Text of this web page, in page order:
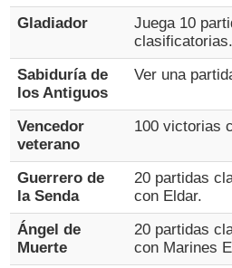
Gladiador
Juega 10
clasificatorias.
Sabiduría de
los Antiguos
Ver una
Vencedor
veterano
100 victorias
Guerrero de
la Senda
20 partidas
con Eldar.
Ángel de
Muerte
20 partidas
con Marines